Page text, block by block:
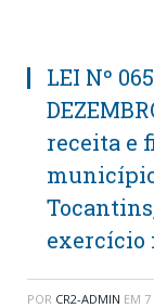
LEI Nº
receita e
exercício
POR CR2-ADMIN EM 7